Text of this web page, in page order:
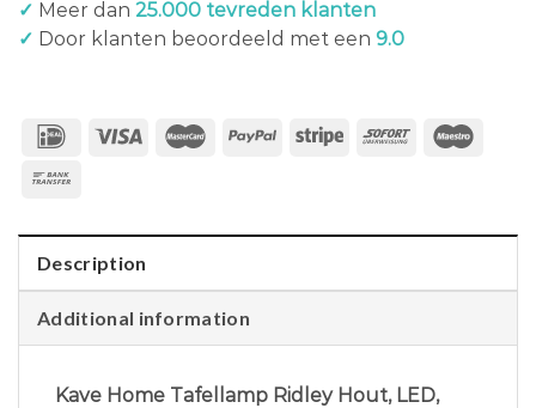
✓ Meer dan 25.000 tevreden klanten
✓ Door klanten beoordeeld met een 9.0
Description
Additional information
Kave Home Tafellamp Ridley Hout, LED,